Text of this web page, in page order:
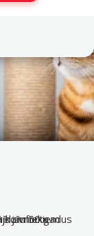
jau 50 gadus
komfortu